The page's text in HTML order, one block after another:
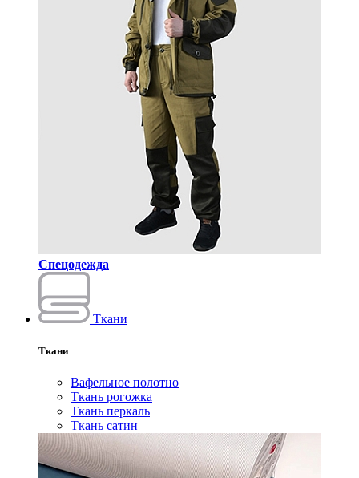
Спецодежда
Ткани
Ткани
Вафельное полотно
Ткань рогожка
Ткань перкаль
Ткань сатин